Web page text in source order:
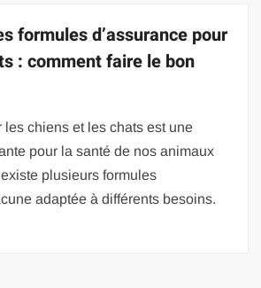
formules d’assurance pour
: comment faire le bon
les chiens et les chats est une
pour la santé de nos animaux
plusieurs formules
adaptée à différents besoins.